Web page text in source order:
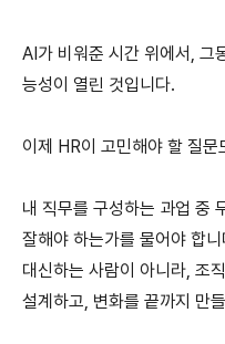
AI가 비워준 시간 위에서, 그
능성이 열린 것입니다.
이제 HR이 고민해야 할 질문
내 직무를 구성하는 과업 중
잘해야 하는가를 물어야 합
대신하는 사람이 아니라, 조
설계하고, 변화를 끝까지 만